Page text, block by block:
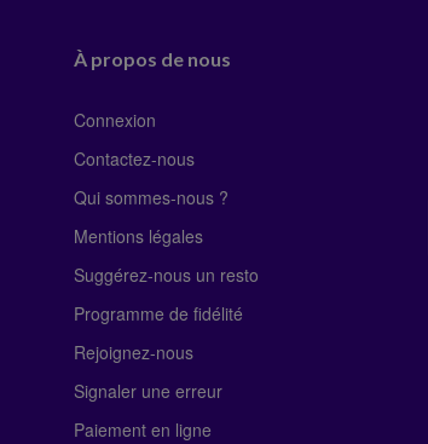
À propos de nous
Connexion
Contactez-nous
Qui sommes-nous ?
Mentions légales
Suggérez-nous un resto
Programme de fidélité
Rejoignez-nous
Signaler une erreur
Paiement en ligne